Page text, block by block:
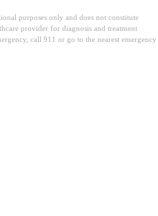
purposes only and does not constitute
provider for diagnosis and treatment
call 911 or go to the nearest emergency